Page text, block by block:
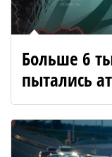
Больше 6
пытались